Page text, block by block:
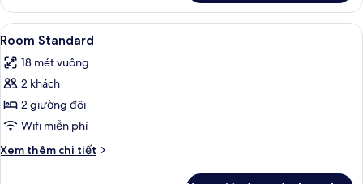
Double
Room
Standard
Xem
tất
cả
ảnh
Room
Standard
Truy cập Internet không dây miễn
3
Room Standard
18 mét vuông
2 khách
2 giường đôi
Wifi miễn phí
Xem thêm chi tiết
Chi